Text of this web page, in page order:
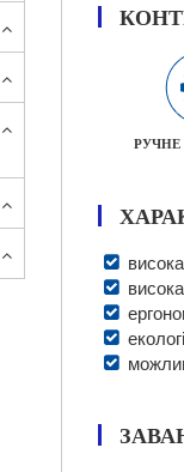
РУЧНЕ